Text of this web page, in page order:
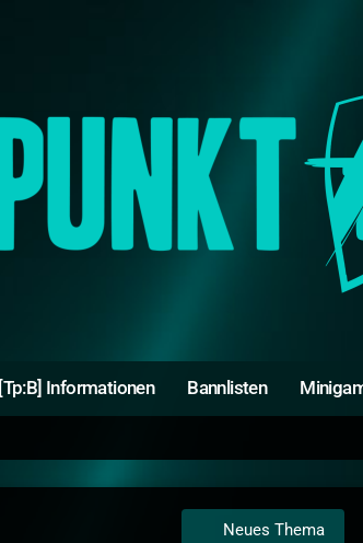
[Tp:B] Informationen Bannlisten
Neues Thema